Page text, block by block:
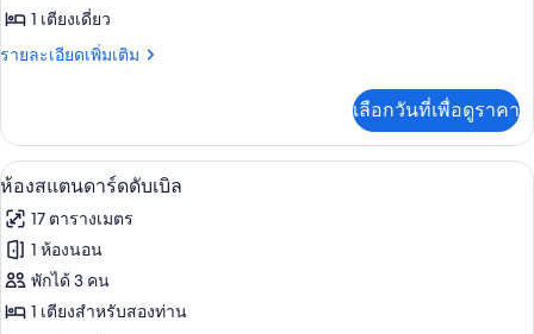
ของ
ห้อง
1 เตียงเดี่ยว
รายละเอียดเพิ่มเติม
ราย
เกี่ยว
กับ
ห้อง
ซิงเกิล
เลือกวันที่เพื่อดูราคา
เปิด
ภาพถ่าย
ทั้งหมด
ของ
ห้อง
ตู้นิรภัยในห้องพัก, ผ้าม่านกันแสง, ห้อง
4
ห้องสแตนดาร์ดดับเบิล
17 ตารางเมตร
1 ห้องนอน
พักได้ 3 คน
1 เตียงสำหรับสองท่าน